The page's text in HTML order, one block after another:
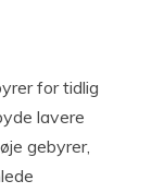
for tidlig
lavere
gebyrer,